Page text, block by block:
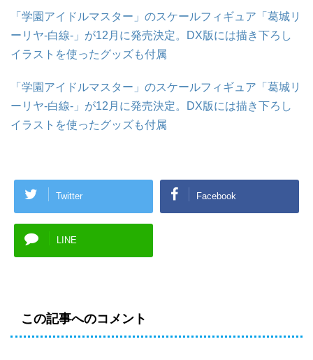
「学園アイドルマスター」のスケールフィギュア「葛城リ
ーリヤ-白線-」が12月に発売決定。DX版には描き下ろし
イラストを使ったグッズも付属
「学園アイドルマスター」のスケールフィギュア「葛城リ
ーリヤ-白線-」が12月に発売決定。DX版には描き下ろし
イラストを使ったグッズも付属
Twitter Facebook
LINE
この記事へのコメント